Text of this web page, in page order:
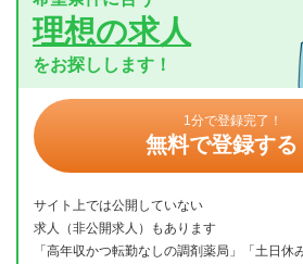
理想の求人
をお探しします！
1分で登録完了！
無料で登録する
サイト上では公開していない
求人（非公開求人）もあります
「高年収かつ転勤なしの調剤薬局」「土日休